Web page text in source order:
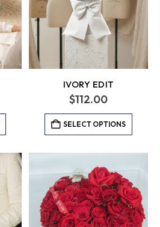
IVORY EDIT
$112.00
SELECT OPTIONS